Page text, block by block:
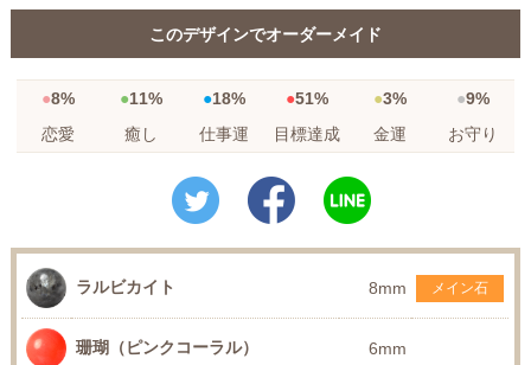
このデザインでオーダーメイド
8% 11% 18% 51% 3%
9%
恋愛
癒し 仕事運 目標達成 金運 お守り
ラルビカイト 8mm メイン石
珊瑚（ピンクコーラル） 6mm